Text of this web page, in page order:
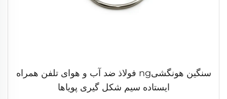
سنگین هونگشیng فولاذ ضد آب و هوای تلفن همراه
ایستاده سیم شکل گیری پویاها